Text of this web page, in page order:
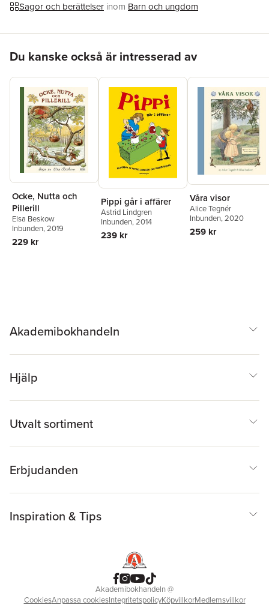
Sagor och berättelser inom Barn och ungdom
Du kanske också är intresserad av
Ocke, Nutta och
Pillerill
Elsa Beskow
Inbunden, 2019
229 kr
Pippi går i affärer
Astrid Lindgren
Inbunden, 2014
239 kr
Våra visor
Alice Tegnér
Inbunden, 2020
259 kr
Akademibokhandeln
Hjälp
Utvalt sortiment
Erbjudanden
Inspiration & Tips
Akademibokhandeln@
CookiesAnpassa cookiesIntegritetspolicyKöpvillkorMedlemsvillkor